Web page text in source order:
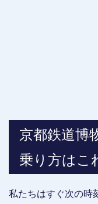
京都鉄道博
乗り方はこ
私たちはすぐ次の時